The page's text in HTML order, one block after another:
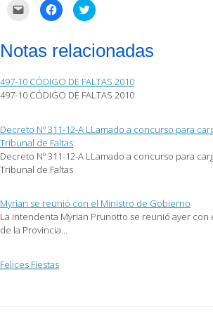
correo
electrónico
amigo
(Se
abre
ventana
nueva)
Haz
clic
Facebook
(Se
una
ventana
nueva)
Haz
clic
en
Twitter
(Se
una
ventana
nueva)
Notas relacionadas
497-10 CÓDIGO DE FALTAS 2010
497-10 CÓDIGO DE FALTAS 2010
Decreto Nº 311-12-A LLamado a concurso para
Tribunal de Faltas
Decreto Nº 311-12-A LLamado a concurso para
Tribunal de Faltas
Myrian se reunió con el Ministro de Gobierno
La intendenta Myrian Prunotto se reunió ayer
de la Provincia…
Felices Fiestas